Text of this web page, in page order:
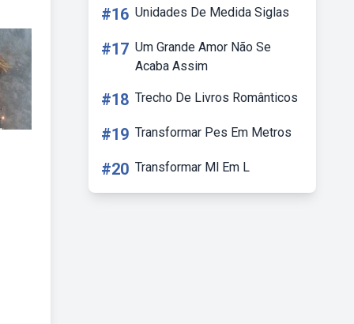
#16 Unidades De Medida Siglas
#17 Um Grande Amor Não Se
Acaba Assim
#18 Trecho De Livros Românticos
#19 Transformar Pes Em Metros
#20 Transformar Ml Em L